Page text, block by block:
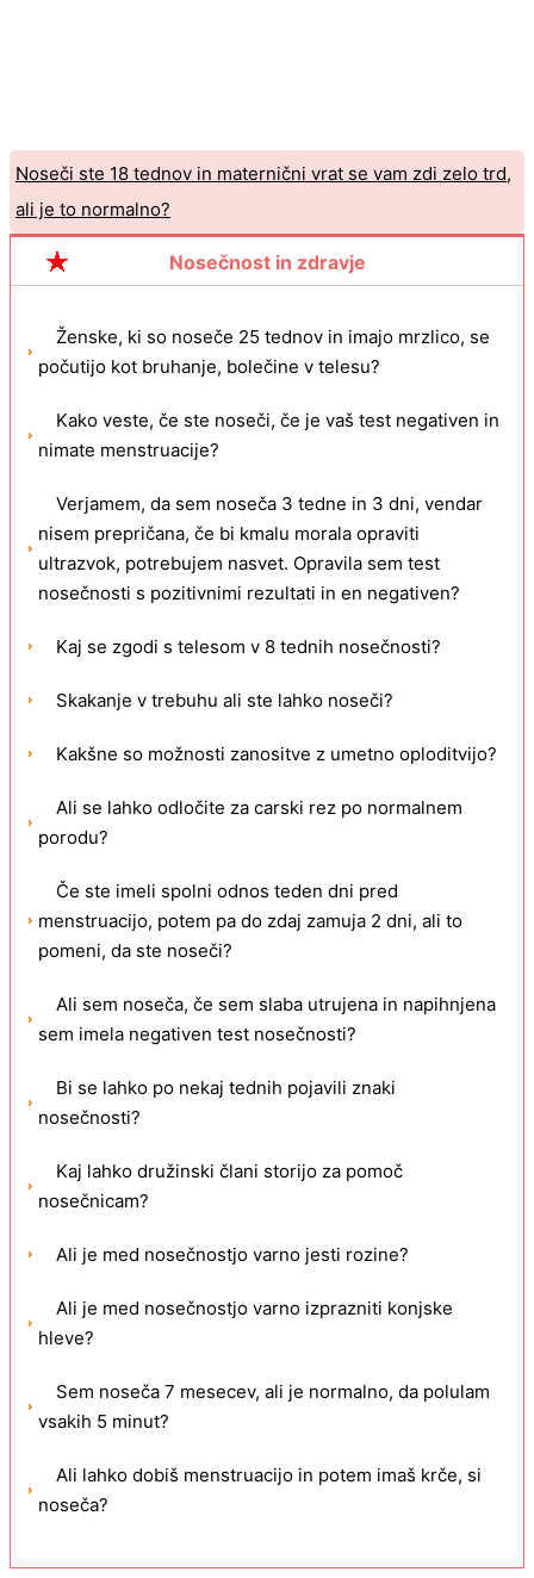
Noseči ste 18 tednov in maternični vrat se vam zdi zelo trd,
ali je to normalno?
Bi kakšna injekcija prekinila nosečnost?
Nosečnost in zdravje
Ženske, ki so noseče 25 tednov in imajo mrzlico, se
počutijo kot bruhanje, bolečine v telesu?
Kako veste, če ste noseči, če je vaš test negativen in
nimate menstruacije?
Verjamem, da sem noseča 3 tedne in 3 dni, vendar
nisem prepričana, če bi kmalu morala opraviti
ultrazvok, potrebujem nasvet. Opravila sem test
nosečnosti s pozitivnimi rezultati in en negativen?
Kaj se zgodi s telesom v 8 tednih nosečnosti?
Skakanje v trebuhu ali ste lahko noseči?
Kakšne so možnosti zanositve z umetno oploditvijo?
Ali se lahko odločite za carski rez po normalnem
porodu?
Če ste imeli spolni odnos teden dni pred
menstruacijo, potem pa do zdaj zamuja 2 dni, ali to
pomeni, da ste noseči?
Ali sem noseča, če sem slaba utrujena in napihnjena
sem imela negativen test nosečnosti?
Bi se lahko po nekaj tednih pojavili znaki
nosečnosti?
Kaj lahko družinski člani storijo za pomoč
nosečnicam?
Ali je med nosečnostjo varno jesti rozine?
Ali je med nosečnostjo varno izprazniti konjske
hleve?
Sem noseča 7 mesecev, ali je normalno, da polulam
vsakih 5 minut?
Ali lahko dobiš menstruacijo in potem imaš krče, si
noseča?